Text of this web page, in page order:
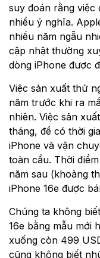
suy đoán rằng
nhiều ý nghĩa.
nhiều năm ngẫu
cập nhật thường
dòng iPhone được
Việc sản xuất thử
năm trước khi ra
nhiên. Việc sản
tháng, để có thời
iPhone và vận
toàn cầu. Thời
năm sau (khoảng
iPhone 16e được
Chúng ta không
16e bằng mẫu mới
xuống còn 499
cũng không biết